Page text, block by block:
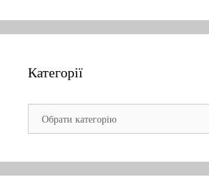
Категорії
а
е